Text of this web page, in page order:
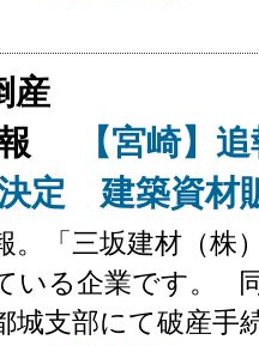
【宮崎】
定 建築資材
。「三坂建材（株
いる企業です。
城支部にて破産手